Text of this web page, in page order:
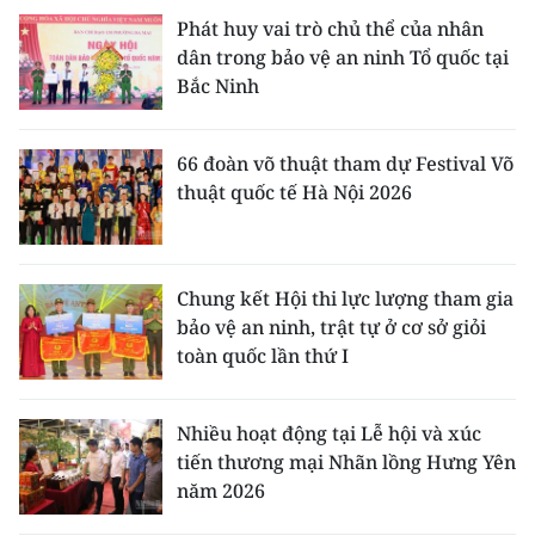
Phát huy vai trò chủ thể của nhân
dân trong bảo vệ an ninh Tổ quốc tại
Bắc Ninh
66 đoàn võ thuật tham dự Festival Võ
thuật quốc tế Hà Nội 2026
Chung kết Hội thi lực lượng tham gia
bảo vệ an ninh, trật tự ở cơ sở giỏi
toàn quốc lần thứ I
Nhiều hoạt động tại Lễ hội và xúc
tiến thương mại Nhãn lồng Hưng Yên
năm 2026